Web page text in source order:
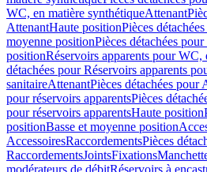
WC, en matière synthétiqueAttenant
AttenantHaute positionPièces
moyenne positionPièces détachées
positionRéservoirs apparents pour WC,
détachées pour Réservoirs apparents
sanitaireAttenantPièces détachées pour
pour réservoirs apparentsPièces
pour réservoirs apparentsHaute position
positionBasse et moyenne position
AccessoiresRaccordementsPièces
RaccordementsJointsFixations
modérateurs de débitRéservoirs à